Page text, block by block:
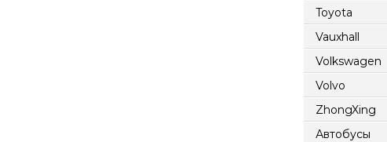
Toyota
Vauxhall
Volkswagen
Volvo
ZhongXing
Автобусы